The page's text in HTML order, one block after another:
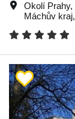
Okolí Prahy,
Máchův kraj,